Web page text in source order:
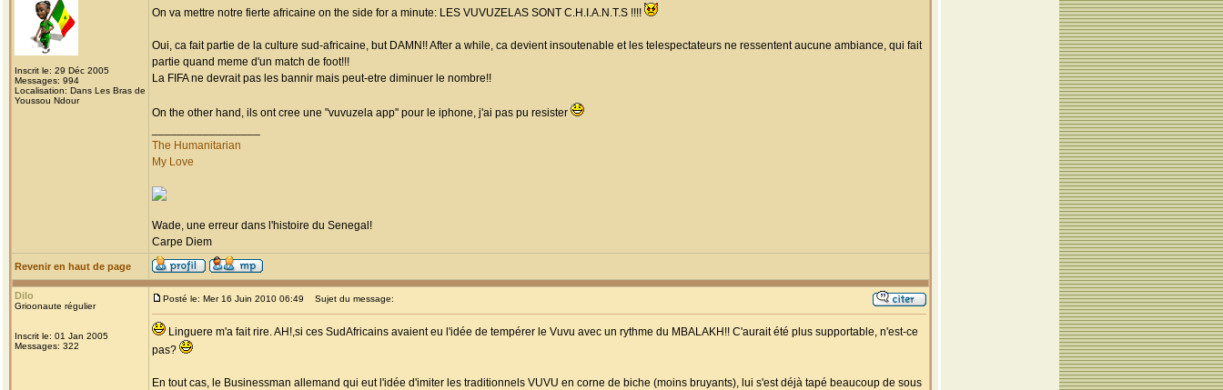
Inscrit le: 29 Déc 2005
Messages: 994
Localisation: Dans Les Bras de
Youssou Ndour
On va mettre notre fierte africaine on the side for a minute: LES VUVUZELAS SONT C.H.I.A.N.T.S !!!!
Oui, ca fait partie de la culture sud-africaine, but DAMN!! After a while, ca devient insoutenable et les telespectateurs ne ressentent aucune ambiance, qui fait
partie quand meme d'un match de foot!!!
La FIFA ne devrait pas les bannir mais peut-etre diminuer le nombre!!
On the other hand, ils ont cree une "vuvuzela app" pour le iphone, j'ai pas pu resister
The Humanitarian
My Love
Wade, une erreur dans l'histoire du Senegal!
Carpe Diem
Revenir en haut de page
Dilo
Grioonaute régulier
Inscrit le: 01 Jan 2005
Messages: 322
Posté le: Mer 16 Juin 2010 06:49 Sujet du message:
Linguere m'a fait rire. AH!,si ces SudAfricains avaient eu l'idée de tempérer le Vuvu avec un rythme du MBALAKH!! C'aurait été plus supportable, n'est-ce
pas?
En tout cas, le Businessman allemand qui eut l'idée d'imiter les traditionnels VUVU en corne de biche (moins bruyants), lui s'est déjà tapé beaucoup de sous